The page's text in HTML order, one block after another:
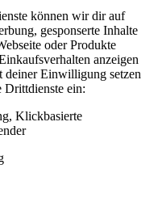
können wir dir auf
gesponserte Inhalte
oder Produkte
anzeigen
deiner Einwilligung setzen
Drittdienste ein:
Klickbasierte